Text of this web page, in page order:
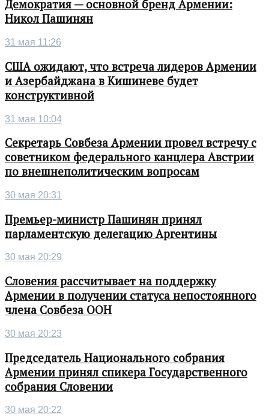
Демократия — основной бренд Армении:
Никол Пашинян
31 мая 11:26
США ожидают, что встреча лидеров Армении
и Азербайджана в Кишиневе будет
конструктивной
31 мая 10:04
Секретарь Совбеза Армении провел встречу с
советником федерального канцлера Австрии
по внешнеполитическим вопросам
30 мая 20:31
Премьер-министр Пашинян принял
парламентскую делегацию Аргентины
30 мая 20:29
Словения рассчитывает на поддержку
Армении в получении статуса непостоянного
члена Совбеза ООН
30 мая 20:23
Председатель Национального собрания
Армении принял спикера Государственного
собрания Словении
30 мая 20:22